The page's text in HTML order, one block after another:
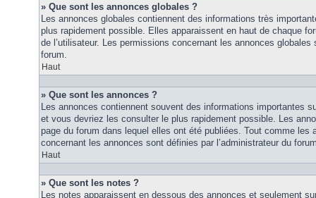
» Que sont les annonces globales ?
Les annonces globales contiennent des informations très
plus rapidement possible. Elles apparaissent en haut de chaque
de l’utilisateur. Les permissions concernant les annonces globales
forum.
Haut
» Que sont les annonces ?
Les annonces contiennent souvent des informations importantes
et vous devriez les consulter le plus rapidement possible. Les
page du forum dans lequel elles ont été publiées. Tout comme les
concernant les annonces sont définies par l’administrateur du
Haut
» Que sont les notes ?
Les notes apparaissent en dessous des annonces et seulement